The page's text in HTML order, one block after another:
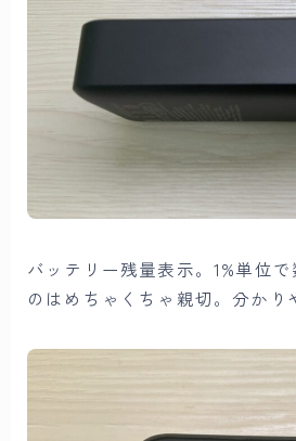
バッテリー残量表示。1%単位
のはめちゃくちゃ親切。分かり